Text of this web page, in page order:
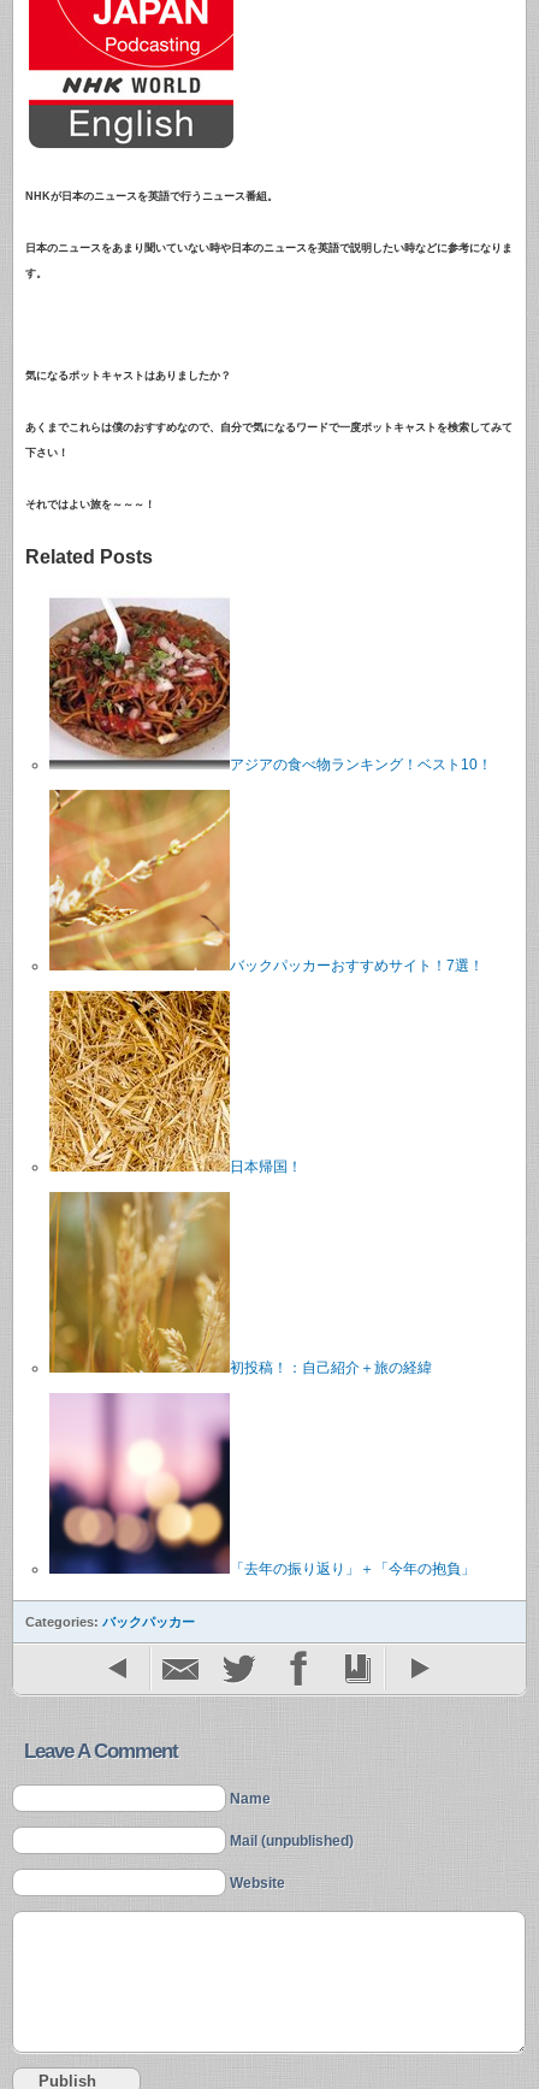
NHKが日本のニュースを英語で行うニュース番組。
日本のニュースをあまり聞いていない時や日本のニュースを英語で説明したい時などに参考になりま
す。
気になるポットキャストはありましたか？
あくまでこれらは僕のおすすめなので、自分で気になるワードで一度ポットキャストを検索してみて
下さい！
それではよい旅を～～～！
Related Posts
アジアの食べ物ランキング！ベスト10！
バックパッカーおすすめサイト！7選！
日本帰国！
初投稿！：自己紹介＋旅の経緯
「去年の振り返り」＋「今年の抱負」
Categories: バックパッカー
Leave A Comment
Name
Mail (unpublished)
Website